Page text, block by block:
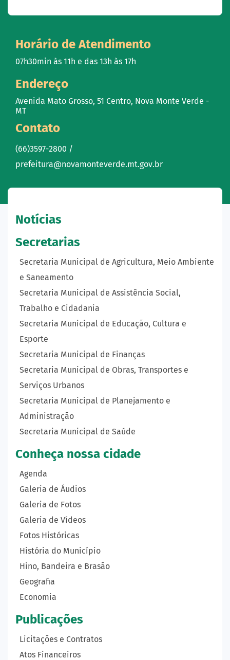
Horário de Atendimento
07h30min às 11h e das 13h às 17h
Endereço
Avenida Mato Grosso, 51 Centro, Nova Monte Verde -
MT
Contato
(66)3597-2800 /
prefeitura@novamonteverde.mt.gov.br
Notícias
Secretarias
Secretaria Municipal de Agricultura, Meio Ambiente
e Saneamento
Secretaria Municipal de Assistência Social,
Trabalho e Cidadania
Secretaria Municipal de Educação, Cultura e
Esporte
Secretaria Municipal de Finanças
Secretaria Municipal de Obras, Transportes e
Serviços Urbanos
Secretaria Municipal de Planejamento e
Administração
Secretaria Municipal de Saúde
Conheça nossa cidade
Agenda
Galeria de Áudios
Galeria de Fotos
Galeria de Vídeos
Fotos Históricas
História do Município
Hino, Bandeira e Brasão
Geografia
Economia
Publicações
Licitações e Contratos
Atos Financeiros